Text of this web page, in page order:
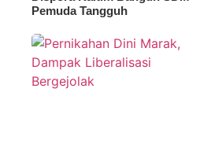
Pemuda Tangguh